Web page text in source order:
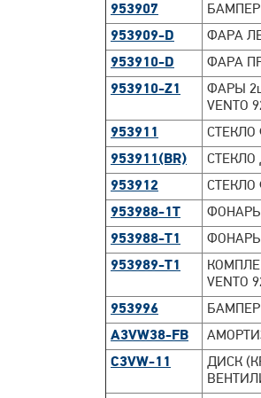
953907
БАМПЕР
953909-D
ФАРА
953910-D
ФАРА
953910-Z1
ФАРЫ
VENTO
953911
СТЕКЛО
953911(BR)
СТЕКЛО
953912
СТЕКЛО
953988-1T
ФОНАРЬ
953988-T1
ФОНАРЬ
953989-T1
VENTO
953996
БАМПЕР
A3VW38-FB
C3VW-11
ДИСК